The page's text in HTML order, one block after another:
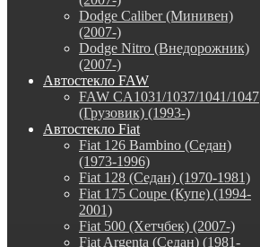
Dodge Caliber (Минивен)
(2007-)
Dodge Nitro (Внедорожник)
(2007-)
Автостекло FAW
FAW CA1031/1037/1041/1047
(Грузовик) (1993-)
Автостекло Fiat
Fiat 126 Bambino (Седан)
(1973-1996)
Fiat 128 (Седан) (1970-1981)
Fiat 175 Coupe (Купе) (1994-
2001)
Fiat 500 (Хетчбек) (2007-)
Fiat Argenta (Седан) (1981-